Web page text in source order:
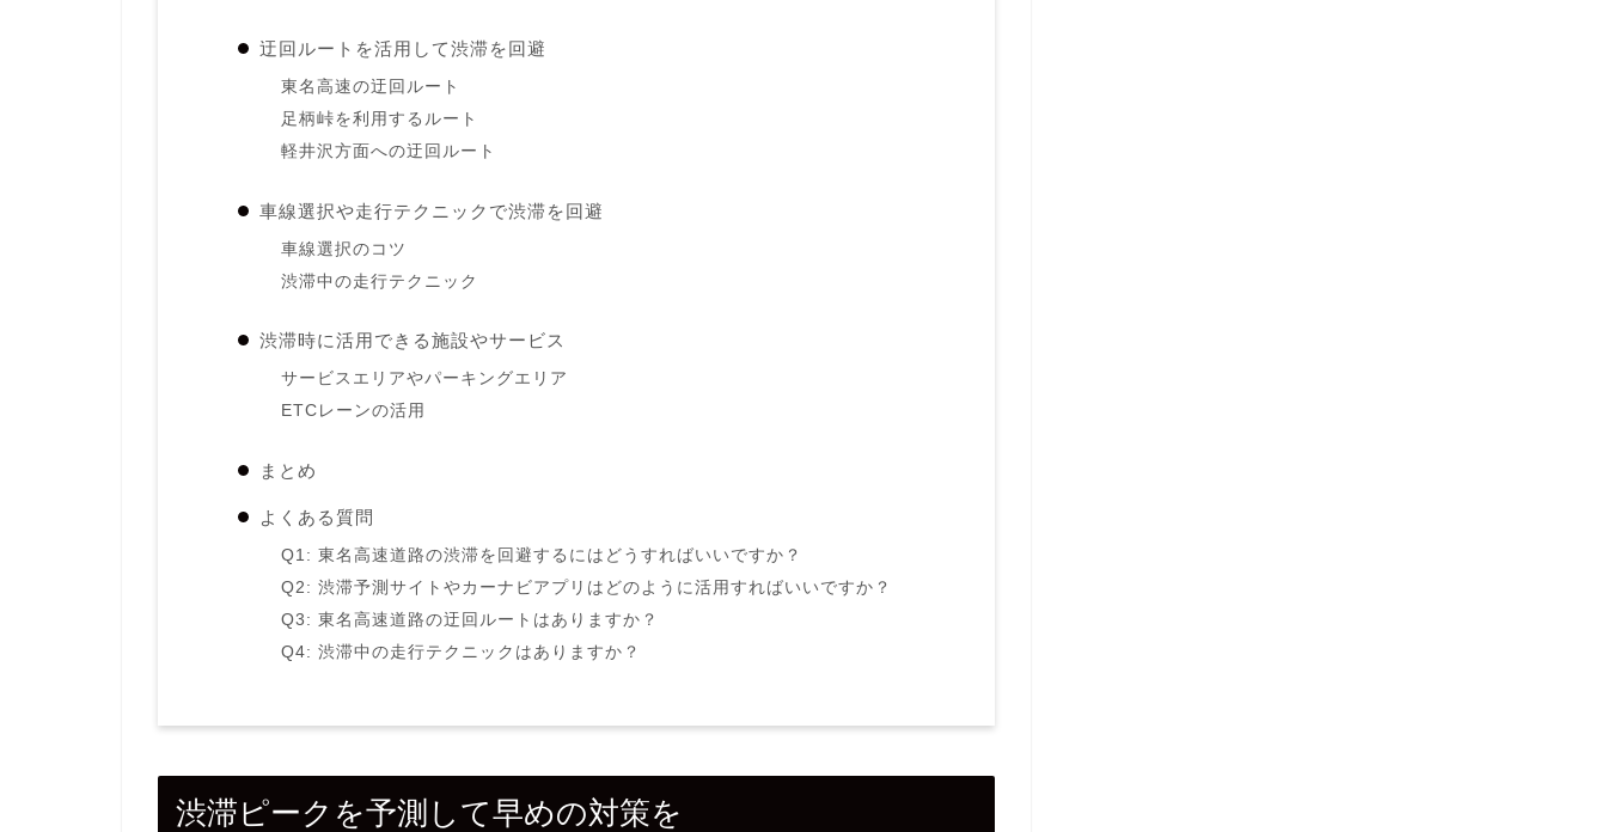
迂回ルートを活用して渋滞を回避
東名高速の迂回ルート
足柄峠を利用するルート
軽井沢方面への迂回ルート
車線選択や走行テクニックで渋滞を回避
車線選択のコツ
渋滞中の走行テクニック
渋滞時に活用できる施設やサービス
サービスエリアやパーキングエリア
ETCレーンの活用
まとめ
よくある質問
Q1: 東名高速道路の渋滞を回避するにはどうすればいいですか？
Q2: 渋滞予測サイトやカーナビアプリはどのように活用すればいいですか？
Q3: 東名高速道路の迂回ルートはありますか？
Q4: 渋滞中の走行テクニックはありますか？
渋滞ピークを予測して早めの対策を